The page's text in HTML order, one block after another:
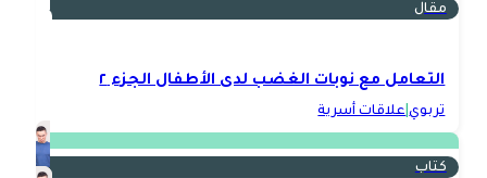
مقال
التعامل مع نوبات الغضب لدى الأطفال الجزء ٢
تربوي|علاقات أسرية
كتاب